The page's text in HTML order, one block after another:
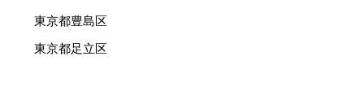
東京都豊島区
東京都足立区